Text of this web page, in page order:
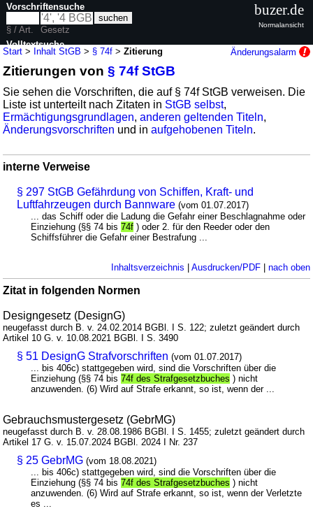
Start > Inhalt StGB > § 74f >Zitierung Änderungsalarm
Zitierungen von§ 74f StGB
Sie sehen die Vorschriften, die auf § 74f StGB verweisen. Die
Liste ist unterteilt nach Zitaten in StGB selbst,
Ermächtigungsgrundlagen,anderen geltenden Titeln,
Änderungsvorschriften und inaufgehobenen Titeln.
interne Verweise
§ 297 StGB Gefährdung von Schiffen, Kraft- und
Luftfahrzeugen durch Bannware (vom 01.07.2017)
... das Schiff oder die Ladung die Gefahr einer Beschlagnahme oder
Einziehung (§§ 74 bis74f ) oder 2. für den Reeder oder den
Schiffsführer die Gefahr einer Bestrafung ...
Inhaltsverzeichnis | Ausdrucken/PDF| nach oben
Zitat in folgenden Normen
Designgesetz (DesignG)
neugefasst durch B. v. 24.02.2014 BGBl. I S. 122; zuletzt geändert durch
Artikel 10 G. v. 10.08.2021 BGBl. I S. 3490
§ 51 DesignG Strafvorschriften (vom 01.07.2017)
... bis 406c) stattgegeben wird, sind die Vorschriften über die
Einziehung (§§ 74 bis74f des Strafgesetzbuches ) nicht
anzuwenden. (6) Wird auf Strafe erkannt, so ist, wenn der ...
Gebrauchsmustergesetz (GebrMG)
neugefasst durch B. v. 28.08.1986 BGBl. I S. 1455; zuletzt geändert durch
Artikel 17 G. v. 15.07.2024 BGBl. 2024 I Nr. 237
§ 25 GebrMG (vom 18.08.2021)
... bis 406c) stattgegeben wird, sind die Vorschriften über die
Einziehung (§§ 74 bis74f des Strafgesetzbuches ) nicht
anzuwenden. (6) Wird auf Strafe erkannt, so ist, wenn der Verletzte
es ...
Vorschriftensuche
§ / Art.
Gesetz
Volltextsuche
nur in StGB
buzer.de
Normalansicht